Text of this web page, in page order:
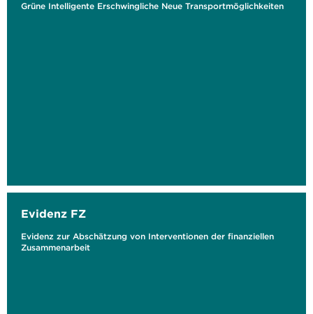
Grüne Intelligente Erschwingliche Neue Transportmöglichkeiten
Evidenz FZ
Evidenz zur Abschätzung von Interventionen der finanziellen
Zusammenarbeit